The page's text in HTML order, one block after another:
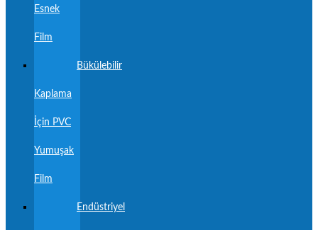
Esnek
Film
Bükülebilir
Kaplama
İçin PVC
Yumuşak
Film
Endüstriyel